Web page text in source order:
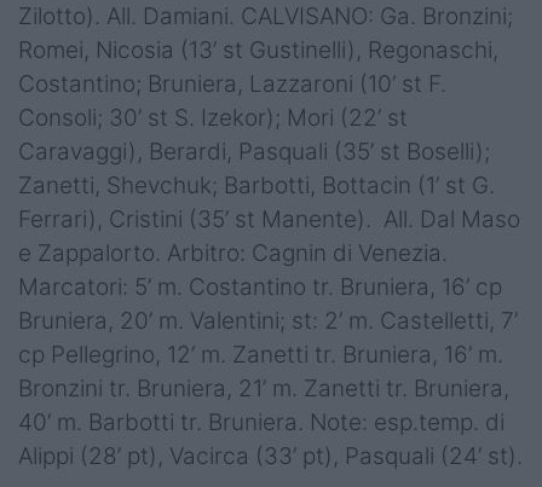
Zilotto). All. Damiani. CALVISANO: Ga. Bronzini;
Romei, Nicosia (13’ st Gustinelli), Regonaschi,
Costantino; Bruniera, Lazzaroni (10’ st F.
Consoli; 30’ st S. Izekor); Mori (22’ st
Caravaggi), Berardi, Pasquali (35’ st Boselli);
Zanetti, Shevchuk; Barbotti, Bottacin (1’ st G.
Ferrari), Cristini (35’ st Manente). All. Dal Maso
e Zappalorto. Arbitro: Cagnin di Venezia.
Marcatori: 5’ m. Costantino tr. Bruniera, 16’ cp
Bruniera, 20’ m. Valentini; st: 2’ m. Castelletti, 7’
cp Pellegrino, 12’ m. Zanetti tr. Bruniera, 16’ m.
Bronzini tr. Bruniera, 21’ m. Zanetti tr. Bruniera,
40’ m. Barbotti tr. Bruniera. Note: esp.temp. di
Alippi (28’ pt), Vacirca (33’ pt), Pasquali (24’ st).